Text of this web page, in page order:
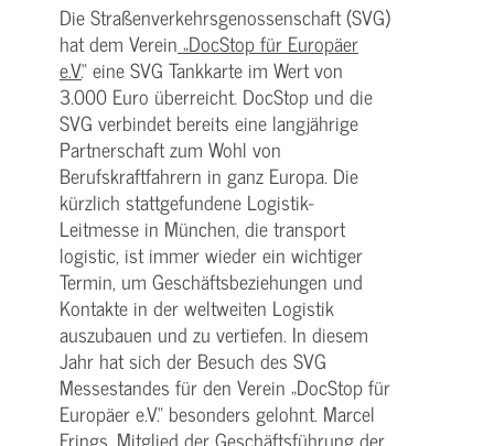
Die Straßenverkehrsgenossenschaft (SVG)
hat dem Verein „DocStop für Europäer
e.V.“ eine SVG Tankkarte im Wert von
3.000 Euro überreicht. DocStop und die
SVG verbindet bereits eine langjährige
Partnerschaft zum Wohl von
Berufskraftfahrern in ganz Europa. Die
kürzlich stattgefundene Logistik-
Leitmesse in München, die transport
logistic, ist immer wieder ein wichtiger
Termin, um Geschäftsbeziehungen und
Kontakte in der weltweiten Logistik
auszubauen und zu vertiefen. In diesem
Jahr hat sich der Besuch des SVG
Messestandes für den Verein „DocStop für
Europäer e.V.“ besonders gelohnt. Marcel